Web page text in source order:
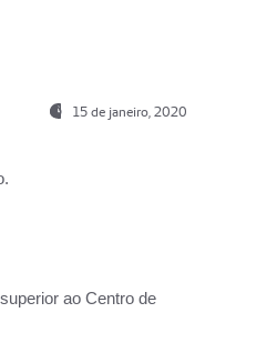
15 de janeiro, 2020
ao Centro de